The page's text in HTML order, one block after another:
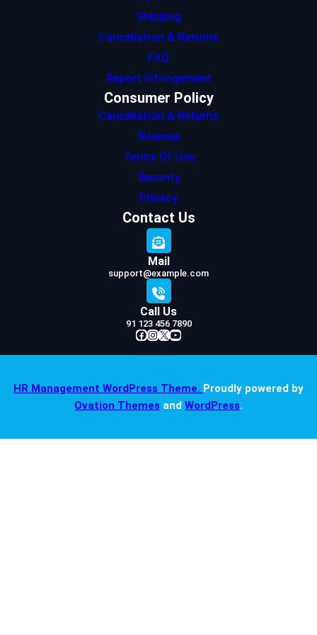
Shipping
Cancellation & Returns
FAQ
Report Infringement
Consumer Policy
Cancellation & Returns
Sitemap
Terms Of Use
Security
Privacy
Contact Us
Mail
support@example.com
Call Us
91 123 456 7890
Facebook InstagramX YouTube
HR Management WordPress Theme. Proudly powered by
Ovation Themes and WordPress.